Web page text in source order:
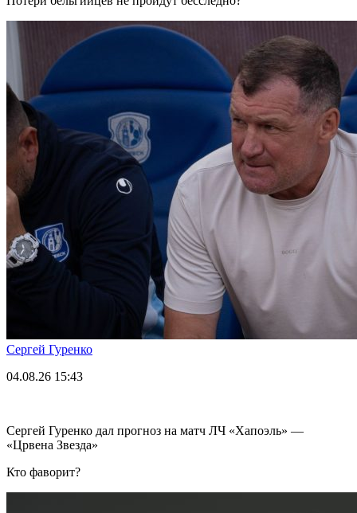
Сергей Гуренко
04.08.26 15:43
Сергей Гуренко дал прогноз на матч ЛЧ «Хапоэль» —
«Црвена Звезда»
Кто фаворит?